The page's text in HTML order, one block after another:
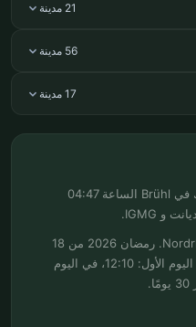
21 مدينة
56 مدينة
17 مدينة
في 9 أغسطس 2026 الأحد، الإمساك في Brühl الساعة 04:47
تقع Brühl في ولاية Nordrhein-Westfalen. رمضان 2026 من 18
فبراير إلى 19 مارس. مدة الصيام في اليوم الأول: 12:10، في اليوم